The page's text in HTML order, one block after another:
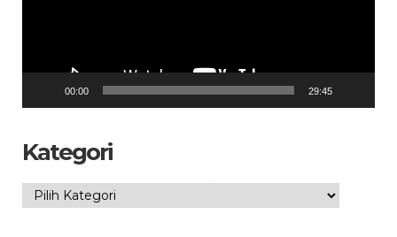
00:00 29:45
Kategori
Kategori